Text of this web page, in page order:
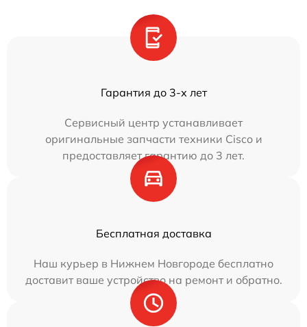
Гарантия до 3-х лет
Сервисный центр устанавливает
оригинальные запчасти техники Cisco и
предоставляет гарантию до 3 лет.
Бесплатная доставка
Наш курьер в Нижнем Новгороде бесплатно
доставит ваше устройство на ремонт и обратно.